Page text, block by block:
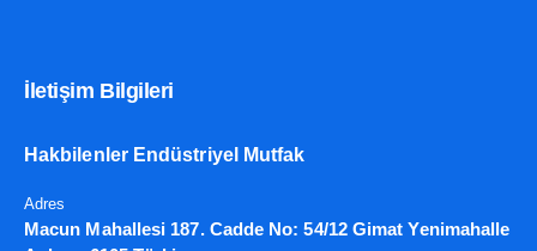
İletişim Bilgileri
Hakbilenler Endüstriyel Mutfak
Adres
Macun Mahallesi 187. Cadde No: 54/12 Gimat Yenimahalle